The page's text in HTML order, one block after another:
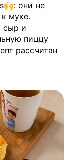
они не
муке.
сыр и
пиццу
рассчитан